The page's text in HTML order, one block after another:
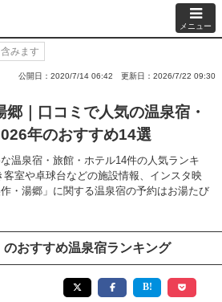
メニュー
みます
公開日：2020/7/14 06:42 更新日：2026/7/22 09:30
郷｜口コミで人気の温泉宿・
年のおすすめ14選
温泉宿・旅館・ホテル14件の人気ランキ
室や卓球台などの施設情報、インスタ映
・湯郷」に関する温泉宿の予約はお湯たび
のおすすめ温泉宿ランキング